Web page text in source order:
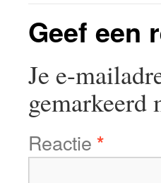
Geef een
Je e-
gemarkeerd
Reactie *